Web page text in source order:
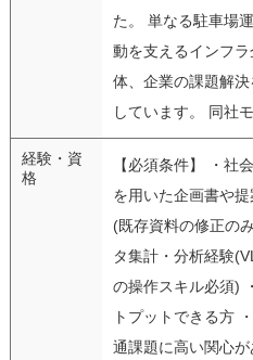
た。 単なる駐車場
動を支えるインフ
体、企業の課題解
しています。 同社モ
経験・資
格
【必須条件】 ・社
を用いた企画書や
(既存資料の修正の
タ集計・分析経験
の操作スキル必須)
トプットできる方
通課題に高い関心が